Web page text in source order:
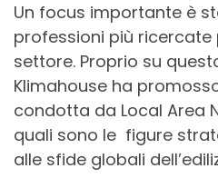
Un focus importante è
professioni più ricercate
settore. Proprio su
Klimahouse ha
condotta da Local Area
quali sono le figure
alle sfide globali